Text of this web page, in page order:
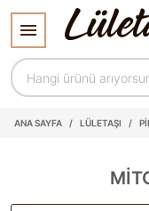
ANA SAYFA / LÜLETAŞI /